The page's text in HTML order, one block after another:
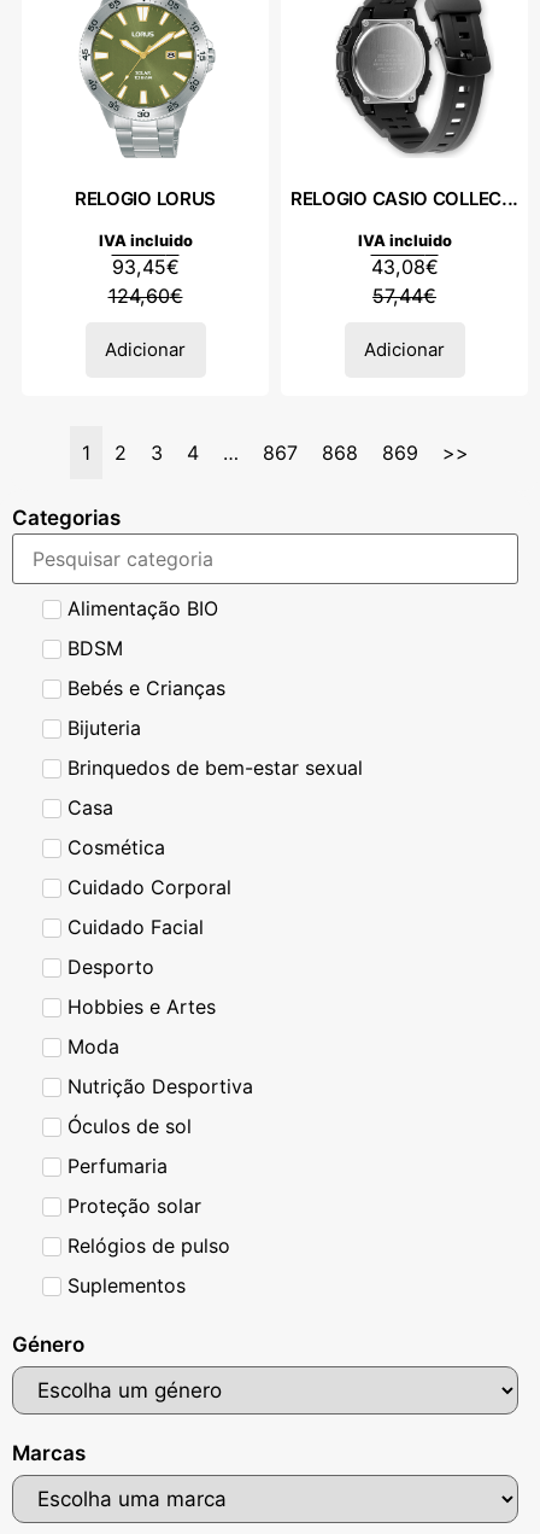
Categorias
Alimentação BIO
BDSM
Bebés e Crianças
Bijuteria
Brinquedos de bem-estar sexual
Casa
Cosmética
Cuidado Corporal
Cuidado Facial
Desporto
Hobbies e Artes
Moda
Nutrição Desportiva
Óculos de sol
Perfumaria
Proteção solar
Relógios de pulso
Suplementos
Género
Marcas
RELOGIO LORUS
124,60€
93,45€
IVA incluido
Adicionar
RELOGIO CASIO COLLEC...
57,44€
43,08€
IVA incluido
Adicionar
1 2 3 4 … 867 868 869 >>